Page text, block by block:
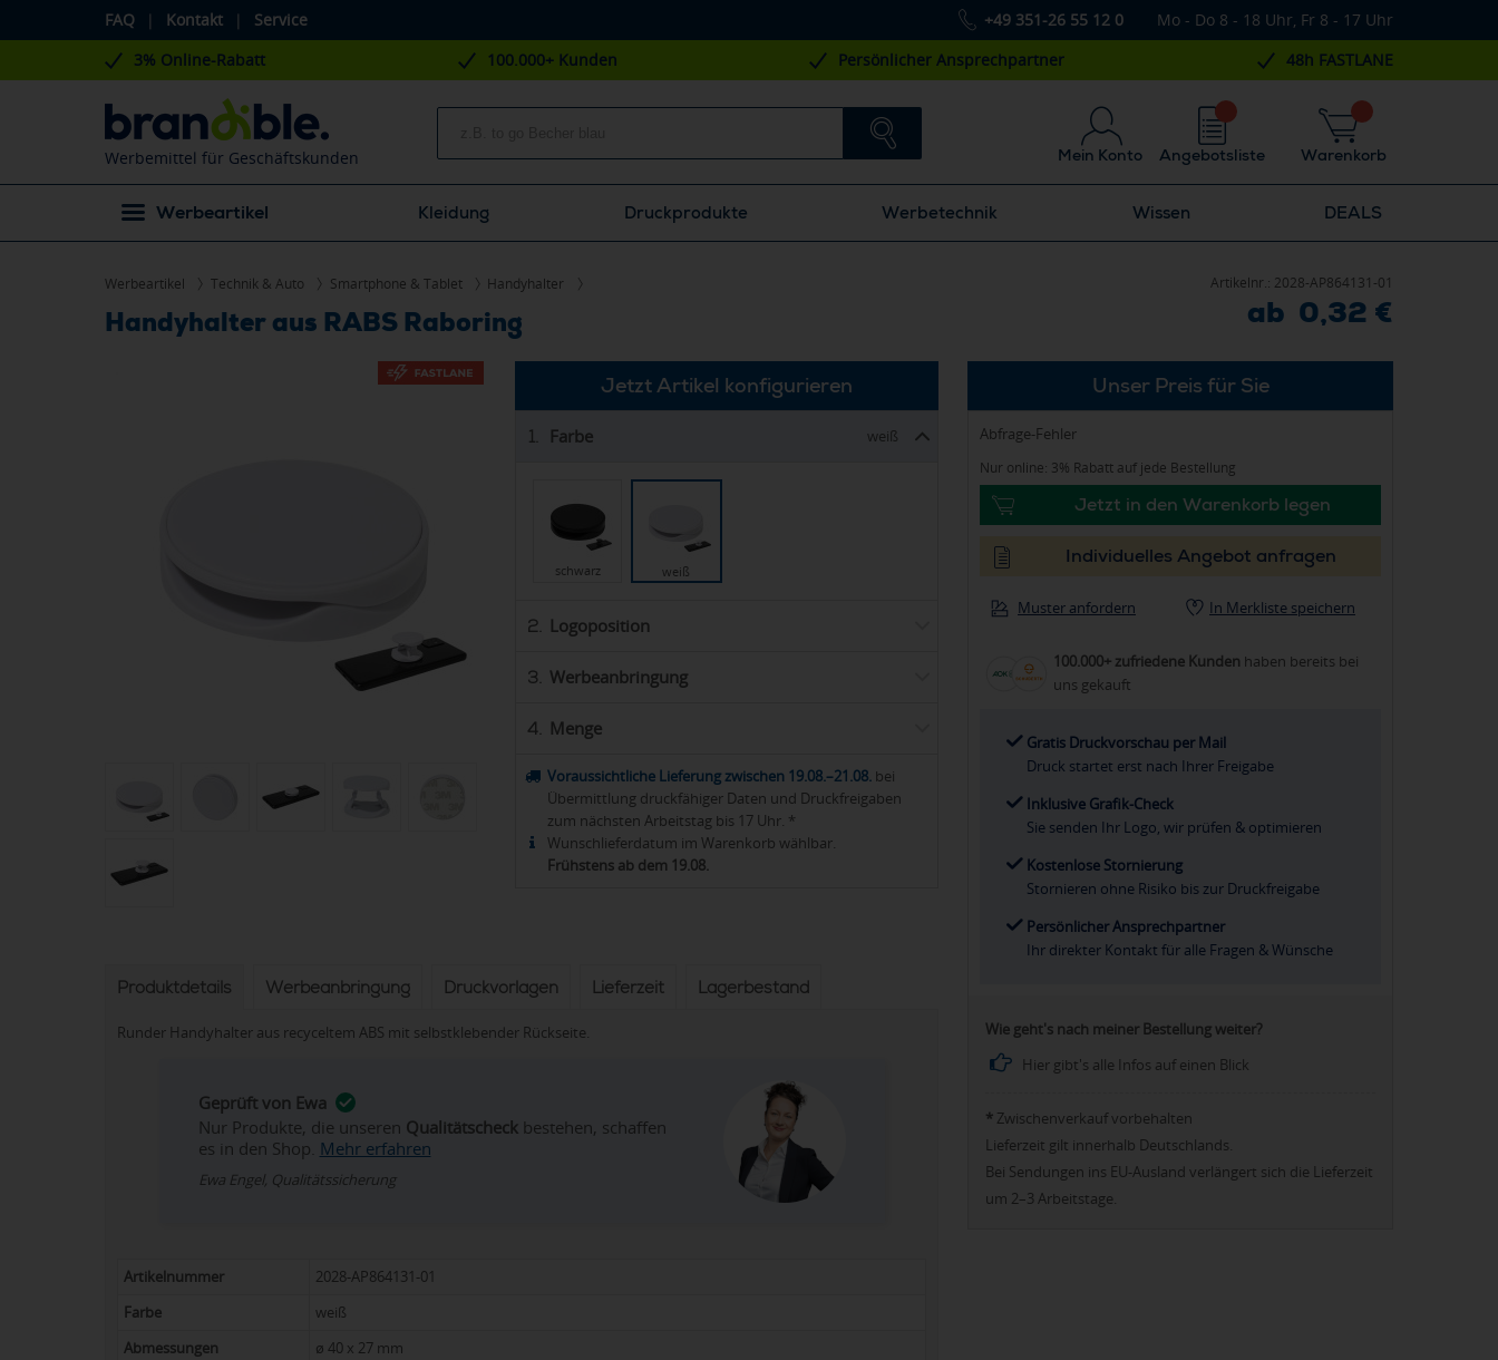
FAQ | Kontakt | Service +49 351-26 55 12 0 Mo - Do 8 - 18 Uhr, Fr 8 - 17 Uhr
3% Online-Rabatt 100.000+ Kunden Persönlicher Ansprechpartner 48h FASTLANE
Werbemittel für Geschäftskunden Mein Konto Warenkorb
Angebotsliste
Werbeartikel Kleidung Druckprodukte Werbetechnik Wissen DEALS
Werbeartikel Technik & Auto Smartphone & Tablet Handyhalter
Handyhalter aus RABS Raboring
Artikelnr.: 2028-AP864131-01
ab 0,32 €
Jetzt Artikel konfigurieren
1. Farbe weiß
schwarz weiß
2. Logoposition
3. Werbeanbringung
4. Menge
Voraussichtliche Lieferung zwischen 19.08.–21.08. bei
Übermittlung druckfähiger Daten und Druckfreigaben
zum nächsten Arbeitstag bis 17 Uhr. *
Wunschlieferdatum im Warenkorb wählbar.
Frühstens ab dem 19.08.
Produktdetails Werbeanbringung Druckvorlagen Lieferzeit Lagerbestand
Runder Handyhalter aus recyceltem ABS mit selbstklebender Rückseite.
Geprüft von Ewa
Nur Produkte, die unseren Qualitätscheck bestehen, schaffen
es in den Shop. Mehr erfahren
Ewa Engel, Qualitätssicherung
Artikelnummer
2028-AP864131-01
Farbe
weiß
Abmessungen
ø 40 x 27 mm
Unser Preis für Sie
Abfrage-Fehler
Nur online: 3% Rabatt auf jede Bestellung
Jetzt in den Warenkorb legen
Individuelles Angebot anfragen
Muster anfordern In Merkliste speichern
100.000+ zufriedene Kunden haben bereits bei
uns gekauft
Gratis Druckvorschau per Mail
Druck startet erst nach Ihrer Freigabe
Inklusive Grafik-Check
Sie senden Ihr Logo, wir prüfen & optimieren
Kostenlose Stornierung
Stornieren ohne Risiko bis zur Druckfreigabe
Persönlicher Ansprechpartner
Ihr direkter Kontakt für alle Fragen & Wünsche
Wie geht's nach meiner Bestellung weiter?
Hier gibt's alle Infos auf einen Blick
* Zwischenverkauf vorbehalten
Lieferzeit gilt innerhalb Deutschlands.
Bei Sendungen ins EU-Ausland verlängert sich die Lieferzeit
um 2–3 Arbeitstage.